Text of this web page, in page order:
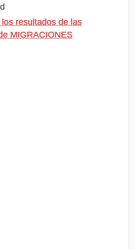
resultados de las
MIGRACIONES